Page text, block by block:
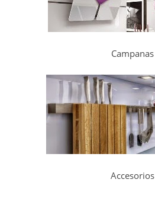
Campanas
Accesorios